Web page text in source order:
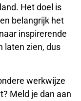
Het doel is
belangrijk het
inspirerende
laten zien, dus
werkwijze
Meld je dan aan